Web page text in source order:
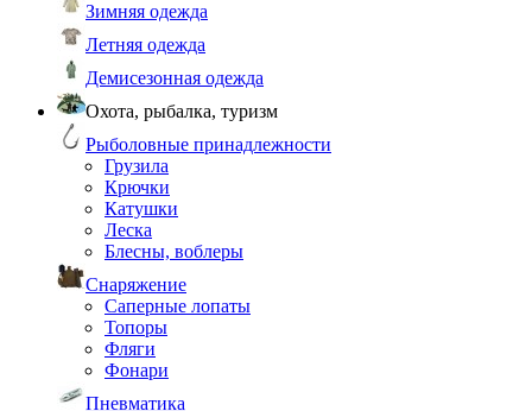
Зимняя одежда
Летняя одежда
Демисезонная одежда
Охота, рыбалка, туризм
Рыболовные принадлежности
Грузила
Крючки
Катушки
Леска
Блесны, воблеры
Снаряжение
Саперные лопаты
Топоры
Фляги
Фонари
Пневматика